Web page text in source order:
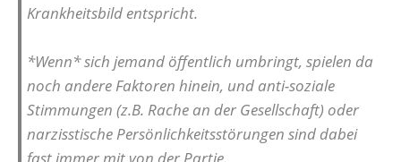
Krankheitsbild entspricht.
*Wenn* sich jemand öffentlich umbringt, spielen da
noch andere Faktoren hinein, und anti-soziale
Stimmungen (z.B. Rache an der Gesellschaft) oder
narzisstische Persönlichkeitsstörungen sind dabei